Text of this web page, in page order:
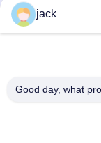
jack
Good day, what